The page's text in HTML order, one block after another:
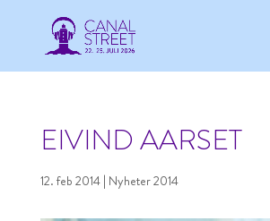
EIVIND AARSET
12. feb 2014| Nyheter 2014